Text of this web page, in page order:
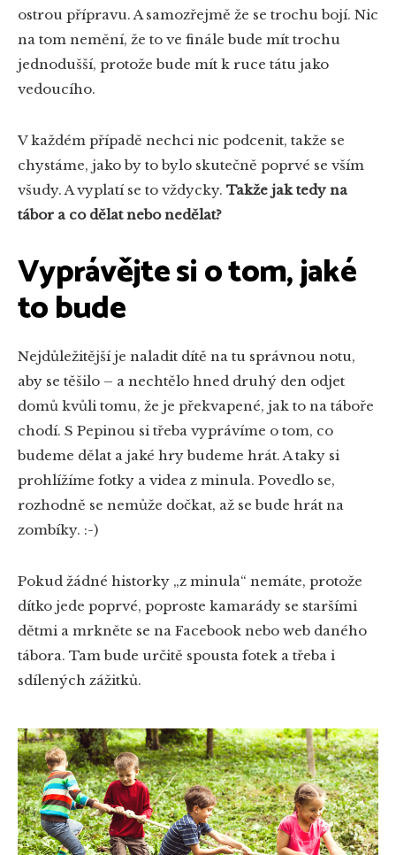
ostrou přípravu. A samozřejmě že se trochu bojí. Nic
na tom nemění, že to ve finále bude mít trochu
jednodušší, protože bude mít k ruce tátu jako
vedoucího.
V každém případě nechci nic podcenit, takže se
chystáme, jako by to bylo skutečně poprvé se vším
všudy. A vyplatí se to vždycky. Takže jak tedy na
tábor a co dělat nebo nedělat?
Vyprávějte si o tom, jaké
to bude
Nejdůležitější je naladit dítě na tu správnou notu,
aby se těšilo – a nechtělo hned druhý den odjet
domů kvůli tomu, že je překvapené, jak to na táboře
chodí. S Pepinou si třeba vyprávíme o tom, co
budeme dělat a jaké hry budeme hrát. A taky si
prohlížíme fotky a videa z minula. Povedlo se,
rozhodně se nemůže dočkat, až se bude hrát na
zombíky. :-)
Pokud žádné historky „z minula“ nemáte, protože
dítko jede poprvé, poproste kamarády se staršími
dětmi a mrkněte se na Facebook nebo web daného
tábora. Tam bude určitě spousta fotek a třeba i
sdílených zážitků.